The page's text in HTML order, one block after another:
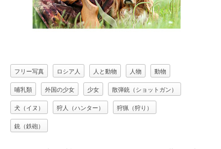
フリー写真 ロシア人 人と動物 人物 動物
哺乳類 外国の少女 少女 散弾銃（ショットガン）
犬（イヌ） 狩人（ハンター） 狩猟（狩り）
銃（鉄砲）